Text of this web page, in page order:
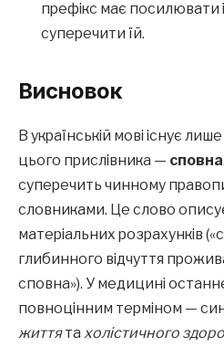
префікс має посилювати
суперечити їй.
Висновок
В українській мові існує
цього прислівника — сповна
суперечить чинному
словниками. Це слово
матеріальних розрахунків
глибинного відчуття
сповна»). У медицині
повноцінним терміном —
життята холістичного